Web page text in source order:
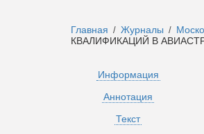
Главная / Журналы /
КВАЛИФИКАЦИЙ В
Информация
Аннотация
Текст